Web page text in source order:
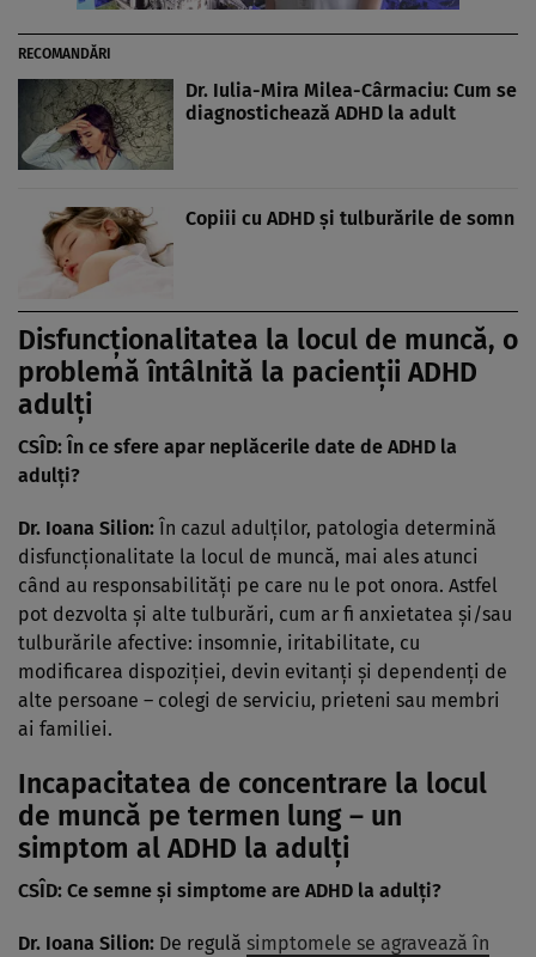
RECOMANDĂRI
Dr. Iulia-Mira Milea-Cârmaciu: Cum se
diagnostichează ADHD la adult
Copiii cu ADHD şi tulburările de somn
Disfuncționalitatea la locul de muncă, o
problemă întâlnită la pacienții ADHD
adulți
CSÎD: În ce sfere apar neplăcerile date de ADHD la
adulți?
Dr. Ioana Silion: În cazul adulților, patologia determină
disfuncționalitate la locul de muncă, mai ales atunci
când au responsabilități pe care nu le pot onora. Astfel
pot dezvolta și alte tulburări, cum ar fi anxietatea și/sau
tulburările afective: insomnie, iritabilitate, cu
modificarea dispoziției, devin evitanți și dependenți de
alte persoane – colegi de serviciu, prieteni sau membri
ai familiei.
Incapacitatea de concentrare la locul
de muncă pe termen lung – un
simptom al ADHD la adulți
CSÎD: Ce semne și simptome are ADHD la adulți?
Dr. Ioana Silion: De regulă simptomele se agravează în